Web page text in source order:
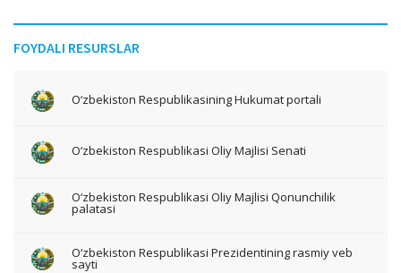
FOYDALI RESURSLAR
O‘zbekiston Respublikasining Hukumat portali
O‘zbekiston Respublikasi Oliy Majlisi Senati
O‘zbekiston Respublikasi Oliy Majlisi Qonunchilik
palatasi
O‘zbekiston Respublikasi Prezidentining rasmiy veb
sayti